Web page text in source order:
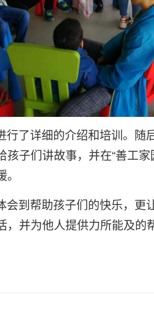
行了详细的介绍和培训。随
孩子们讲故事，并在“善工
会到帮助孩子们的快乐，更
，并为他人提供力所能及的